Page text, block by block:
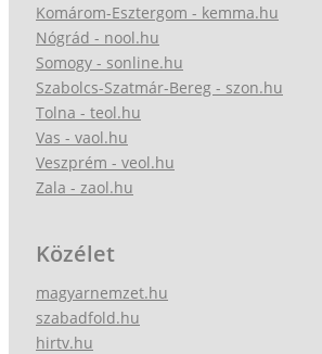
Komárom-Esztergom - kemma.hu
Nógrád - nool.hu
Somogy - sonline.hu
Szabolcs-Szatmár-Bereg - szon.hu
Tolna - teol.hu
Vas - vaol.hu
Veszprém - veol.hu
Zala - zaol.hu
Közélet
magyarnemzet.hu
szabadfold.hu
hirtv.hu